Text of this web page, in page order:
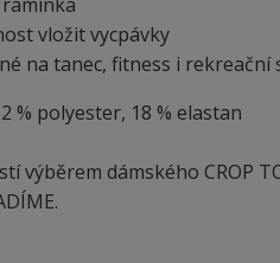
vložit vycpávky
na tanec, fitness i rekreační
% polyester, 18 % elastan
výběrem dámského CROP